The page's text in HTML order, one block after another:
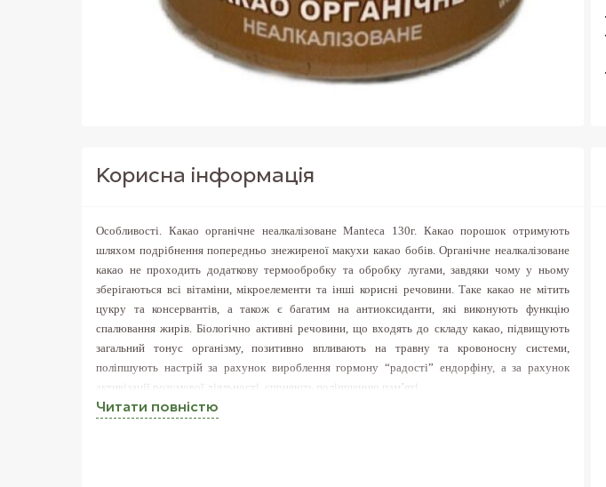
Корисна iнформацiя
Читати повнiстю
Особливості. Какао органічне неалкалізоване Manteca 130г. Какао порошок отримують
шляхом подрібнення попередньо знежиреної макухи какао бобів. Органічне неалкалізоване
какао не проходить додаткову термообробку та обробку лугами, завдяки чому у ньому
зберігаються всі вітаміни, мікроелементи та інші корисні речовини. Таке какао не мітить
цукру та консервантів, а також є багатим на антиоксиданти, які виконують функцію
спалювання жирів. Біологічно активні речовини, що входять до складу какао, підвищують
загальний тонус організму, позитивно впливають на травну та кровоносну системи,
поліпшують настрій за рахунок вироблення гормону “радості” ендорфіну, а за рахунок
активізації розумової діяльності, сприяють поліпшенню пам’яті.
Використання.Неалкалізоване какао можна заварювати з водою або молоком, додавати у